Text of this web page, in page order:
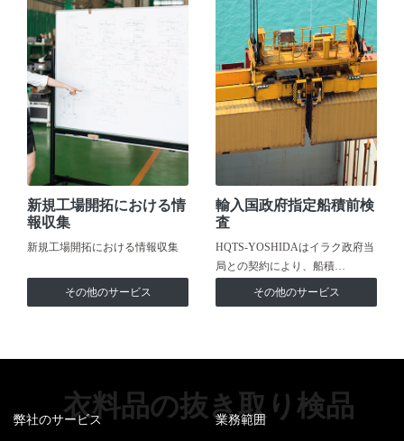
新規工場開拓における情
報収集
新規工場開拓における情報収集
その他のサービス
輸入国政府指定船積前検
査
HQTS-YOSHIDAはイラク政府当
局との契約により、船積…
その他のサービス
衣料品の抜き取り検品
弊社のサービス 業務範囲